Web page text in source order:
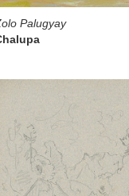
Palugyay